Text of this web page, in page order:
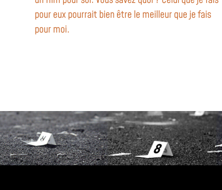
pour eux pourrait bien être le meilleur que je fais
pour moi.